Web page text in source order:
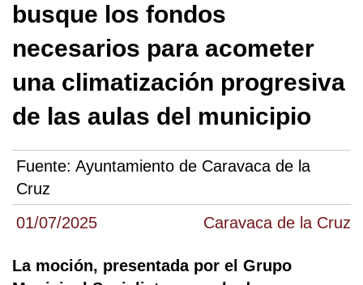
01/07/2025 Caravaca de la Cruz
busque los fondos
necesarios para acometer
una climatización progresiva
de las aulas del municipio
Fuente: Ayuntamiento de Caravaca de la
Cruz
La moción, presentada por el Grupo